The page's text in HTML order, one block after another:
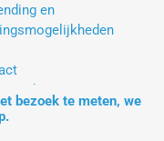
en
bezoek te meten, we